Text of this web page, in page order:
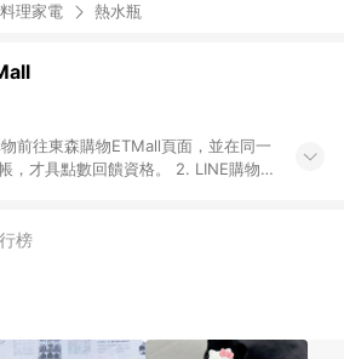
料理家電 熱水瓶
前往東森購物ETMall頁面，並在同一
，才具點數回饋資格。 2. LINE購物
。 3. 如購買以下類別商品，將無法獲
草莓網」全館商品。 4. 如取消訂
有折扣優惠後之最終發票金額計算，
榜